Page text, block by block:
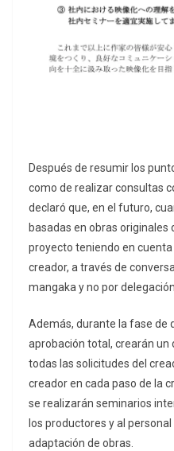
Después de resumir los
como de realizar consultas
declaró que, en el futuro,
basadas en obras originales
proyecto teniendo en cuenta
creador, a través de
mangaka y no por delegación.
Además, durante la fase de
aprobación total, crearán
todas las solicitudes del
creador en cada paso de la
se realizarán seminarios
los productores y al
adaptación de obras.